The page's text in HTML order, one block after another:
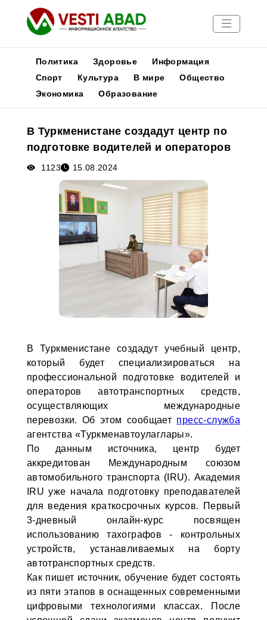
Новости
Медиа
Афиша
Политика Здоровье
Информация
Спорт
Культура В мире
Общество
Экономика
Образование
В Туркменистане создадут центр по
подготовке водителей и операторов
1123 15.08.2024
В Туркменистане создадут учебный центр,
который будет специализироваться на
профессиональной подготовке водителей и
операторов автотранспортных средств,
осуществляющих международные
перевозки. Об этом сообщает пресс-служба
агентства «Туркменавтоулаглары».
По данным источника, центр будет
аккредитован Международным союзом
автомобильного транспорта (IRU). Академия
IRU уже начала подготовку преподавателей
для ведения краткосрочных курсов. Первый
3-дневный онлайн-курс посвящен
использованию тахографов - контрольных
устройств, устанавливаемых на борту
автотранспортных средств.
Как пишет источник, обучение будет состоять
из пяти этапов в оснащенных современными
цифровыми технологиями классах. После